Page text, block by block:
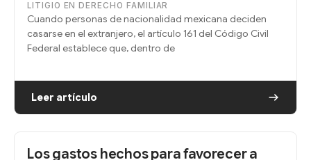
LITIGIO EN DERECHO FAMILIAR
Cuando personas de nacionalidad mexicana deciden
casarse en el extranjero, el artículo 161 del Código Civil
Federal establece que, dentro de
Leer artículo
Los gastos hechos para favorecer a